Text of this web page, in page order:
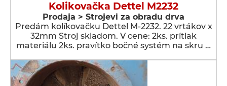
Kolikovačka Dettel M2232
Prodaja > Strojevi za obradu drva
Predám kolíkovačku Dettel M-2232. 22 vrtákov x
32mm Stroj skladom. V cene: 2ks. prítlak
materiálu 2ks. pravítko bočné systém na skru …